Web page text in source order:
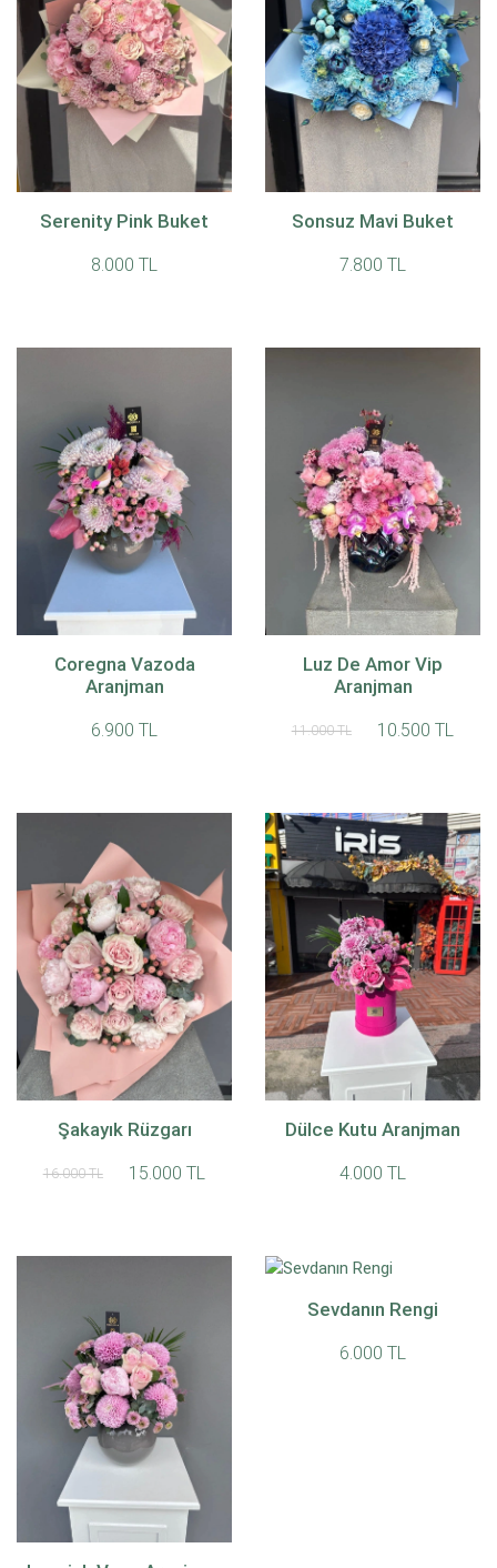
Serenity Pink Buket
8.000 TL
Sonsuz Mavi Buket
7.800 TL
Coregna Vazoda
Aranjman
6.900 TL
Luz De Amor Vip
Aranjman
11.000 TL 10.500 TL
Şakayık Rüzgarı
16.000 TL 15.000 TL
Dülce Kutu Aranjman
4.000 TL
Sevdanın Rengi
6.000 TL